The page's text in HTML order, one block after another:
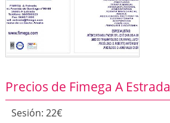
Precios de Fimega A Estrada
Sesión: 22€